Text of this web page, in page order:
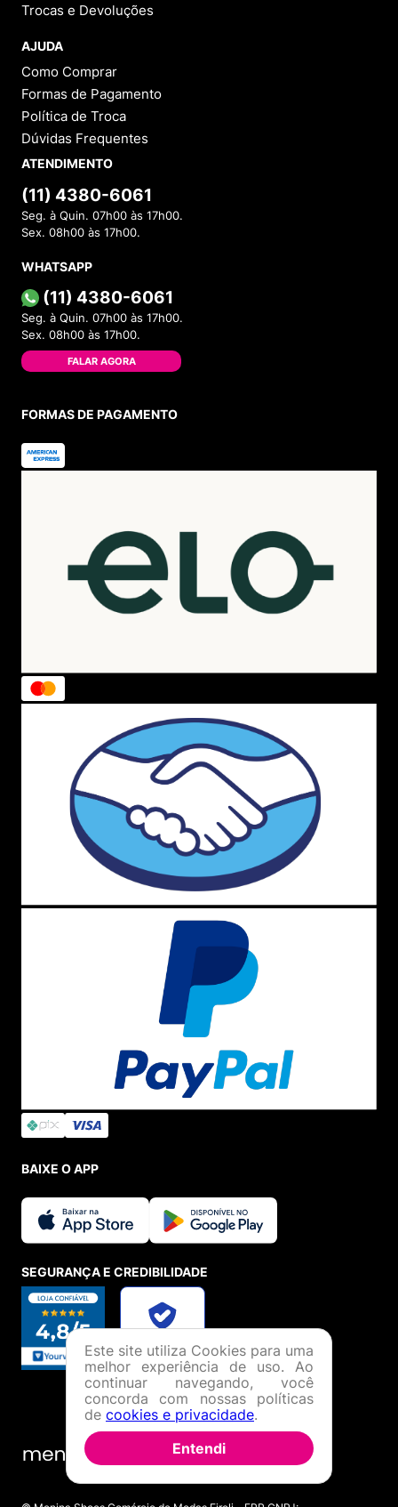
Trocas e Devoluções
AJUDA
Como Comprar
Formas de Pagamento
Política de Troca
Dúvidas Frequentes
ATENDIMENTO
(11) 4380-6061
Seg. à Quin. 07h00 às 17h00.
Sex. 08h00 às 17h00.
WHATSAPP
(11) 4380-6061
Seg. à Quin. 07h00 às 17h00.
Sex. 08h00 às 17h00.
FALAR AGORA
FORMAS DE PAGAMENTO
BAIXE O APP
SEGURANÇA E CREDIBILIDADE
Este site utiliza Cookies para uma
melhor experiência de uso. Ao
continuar navegando, você
concorda com nossas políticas
de cookies e privacidade.
Entendi